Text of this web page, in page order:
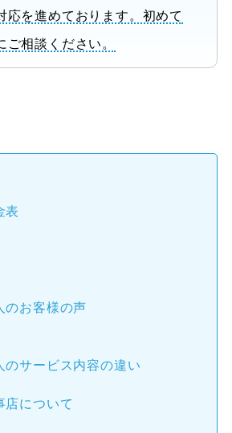
応を進めております。初めて
ご相談ください。
表
のお客様の声
のサービス内容の違い
店について